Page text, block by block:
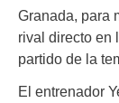
Granada, para
rival directo en
partido de la
El entrenador